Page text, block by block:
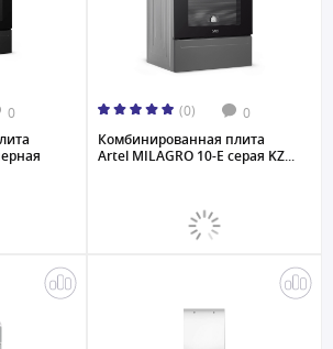
0 (0) 0
Комбинированная плита
Artel MILAGRO 10-E серая KZ...